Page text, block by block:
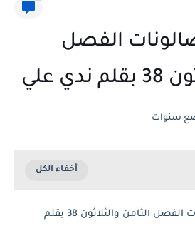
الفصل
علي
سنوات
رواية جوازة صالونات الفصل الثامن والثلاثون 38 بقلم